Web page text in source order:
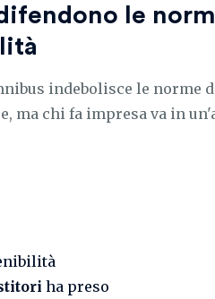
le
indebolisce le norme
ma chi fa impresa va in
ha preso